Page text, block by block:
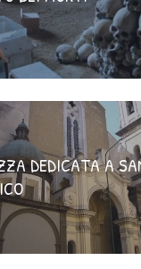
DEDICATA A